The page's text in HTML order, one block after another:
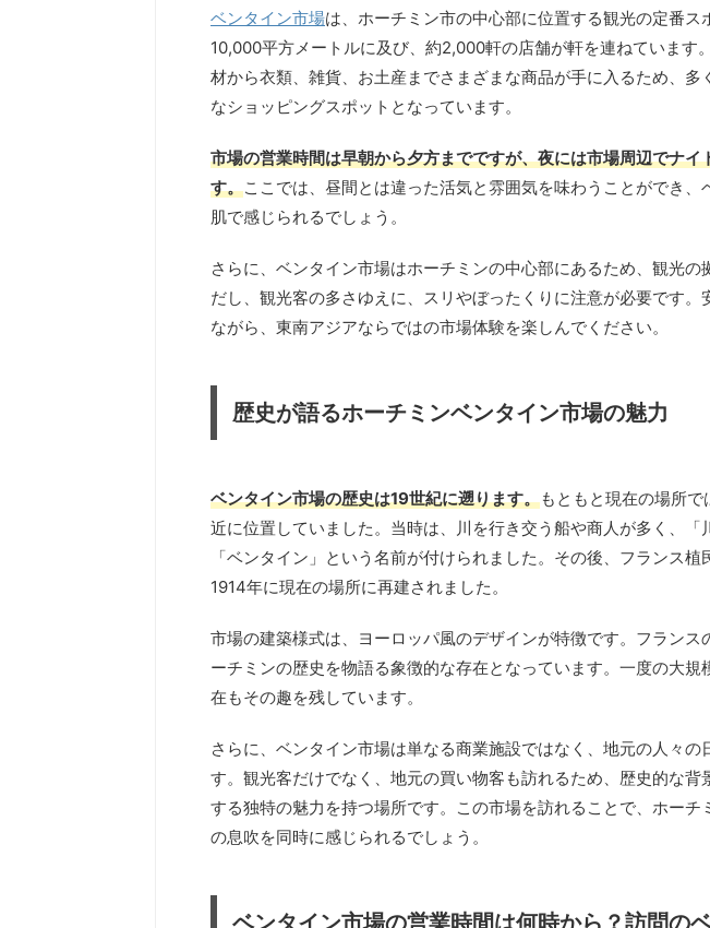
ベンタイン市場は、ホーチミン市の中心部に位置する観光の定番ス
10,000平方メートルに及び、約2,000軒の店舗が軒を連ねています
材から衣類、雑貨、お土産までさまざまな商品が手に入るため、多
なショッピングスポットとなっています。
市場の営業時間は早朝から夕方までですが、夜には市場周辺でナイ
す。ここでは、昼間とは違った活気と雰囲気を味わうことができ、
肌で感じられるでしょう。
さらに、ベンタイン市場はホーチミンの中心部にあるため、観光の
だし、観光客の多さゆえに、スリやぼったくりに注意が必要です。
ながら、東南アジアならではの市場体験を楽しんでください。
歴史が語るホーチミンベンタイン市場の魅力
ベンタイン市場の歴史は19世紀に遡ります。もともと現在の場所
近に位置していました。当時は、川を行き交う船や商人が多く、「
「ベンタイン」という名前が付けられました。その後、フランス植
1914年に現在の場所に再建されました。
市場の建築様式は、ヨーロッパ風のデザインが特徴です。フランス
ーチミンの歴史を物語る象徴的な存在となっています。一度の大規
在もその趣を残しています。
さらに、ベンタイン市場は単なる商業施設ではなく、地元の人々の
す。観光客だけでなく、地元の買い物客も訪れるため、歴史的な背
する独特の魅力を持つ場所です。この市場を訪れることで、ホーチ
の息吹を同時に感じられるでしょう。
ベンタイン市場の営業時間は何時から？訪問の